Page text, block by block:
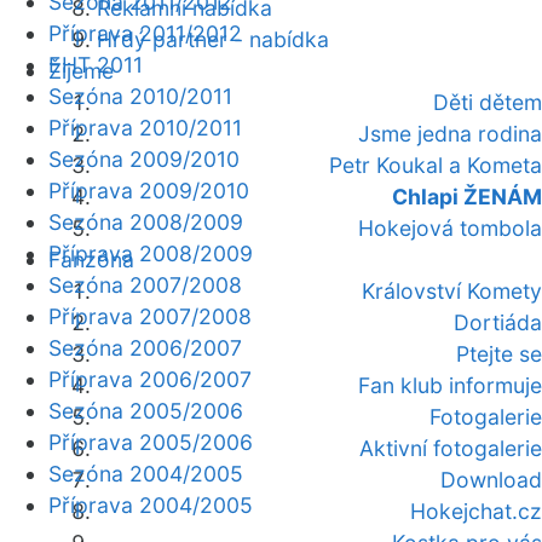
Reklamní nabídka
Hrdý partner - nabídka
Žijeme
Děti dětem
Jsme jedna rodina
Petr Koukal a Kometa
Chlapi ŽENÁM
Hokejová tombola
Fanzóna
Království Komety
Dortiáda
Ptejte se
Fan klub informuje
Fotogalerie
Aktivní fotogalerie
Download
Hokejchat.cz
Příprava 2011/2012
EHT 2011
Sezóna 2010/2011
Příprava 2010/2011
Sezóna 2009/2010
Příprava 2009/2010
Sezóna 2008/2009
Příprava 2008/2009
Sezóna 2007/2008
Příprava 2007/2008
Sezóna 2006/2007
Příprava 2006/2007
Sezóna 2005/2006
Příprava 2005/2006
Sezóna 2004/2005
Příprava 2004/2005